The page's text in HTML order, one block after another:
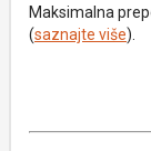
Maksimalna
(saznajte više).